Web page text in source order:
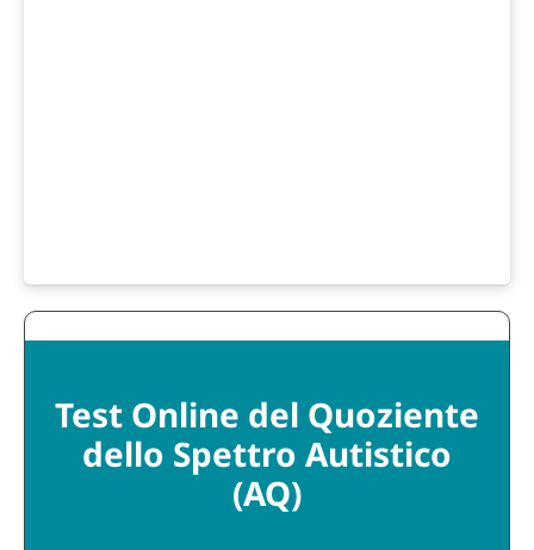
Test Online del Quoziente
dello Spettro Autistico
(AQ)